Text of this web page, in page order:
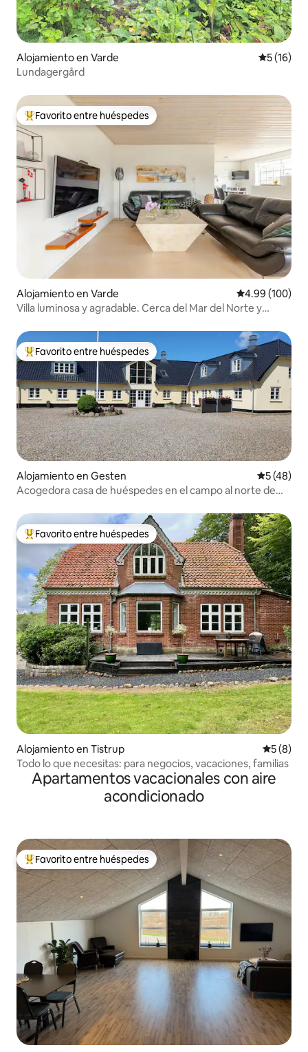
Alojamiento en Varde
5 (16)
Lundagergård
Favorito entre huéspedes preferido
Favorito entre huéspedes
Alojamiento en Varde Calificación
4.99 (100)
Villa luminosa y agradable. Cerca del Mar del Norte y
Favorito entre huéspedes preferido
Favorito entre huéspedes
Alojamiento en Gesten
5 (48)
Acogedora casa de huéspedes en el campo al norte de
Favorito entre huéspedes preferido
Favorito entre huéspedes
Alojamiento en Tistrup
5 (8)
Todo lo que necesitas: para negocios, vacaciones, familias
Apartamentos vacacionales con aire
acondicionado
Favorito entre huéspedes preferido
Favorito entre huéspedes